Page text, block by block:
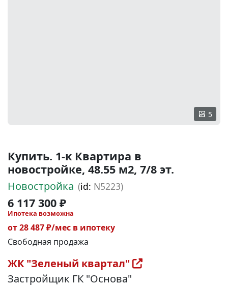
5
Купить. 1-к Квартира в
новостройке, 48.55 м2, 7/8 эт.
Новостройка (id: N5223)
6 117 300 ₽
Ипотека возможна
от 28 487 ₽/мес в ипотеку
Свободная продажа
ЖК "Зеленый квартал"
Застройщик ГК "Основа"